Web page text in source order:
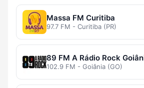
Massa FM Curitiba
97.7 FM - Curitiba (PR)
89 FM A Rádio Rock
102.9 FM - Goiânia (GO)